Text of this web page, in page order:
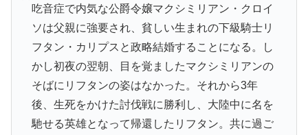
吃音症で内気な公爵令嬢マクシミリアン・クロイ
ソは父親に強要され、貧しい生まれの下級騎士リ
フタン・カリプスと政略結婚することになる。し
かし初夜の翌朝、目を覚ましたマクシミリアンの
そばにリフタンの姿はなかった。それから3年
後、生死をかけた討伐戦に勝利し、大陸中に名を
馳せる英雄となって帰還したリフタン。共に過ご